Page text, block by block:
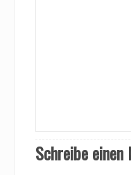
Schreibe einen